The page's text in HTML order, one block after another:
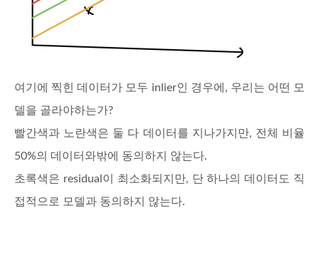
여기에 찍힌 데이터가 모두 inlier인 경우에, 우리는 어떤 모
델을 골라야하는가?
빨간색과 노란색은 둘 다 데이터를 지나가지만, 전체 비율
50%의 데이터와밖에 동의하지 않는다.
초록색은 residual이 최소화되지만, 단 하나의 데이터도 직
접적으로 모델과 동의하지 않는다.